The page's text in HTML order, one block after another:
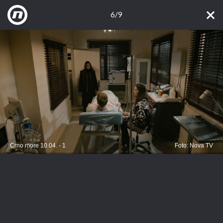
6/9
Crno more 10.04. - 1 Foto: Nova TV